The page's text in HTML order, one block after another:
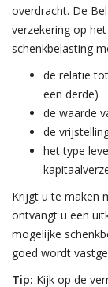
overdracht. De
verzekering op
schenkbelasting
de relatie
een derde)
de waarde
de
het type
Krijgt u te maken
ontvangt u een
mogelijke
goed wordt
Tip: Kijk op de